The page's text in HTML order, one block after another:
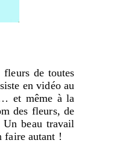
fleurs de toutes
en vidéo au
et même à la
des fleurs, de
Un beau travail
faire autant !